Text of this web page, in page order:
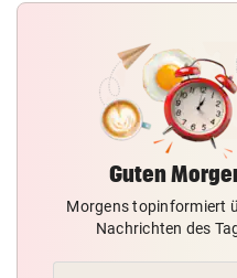
Guten
Morgens topinformiert
Nachrichten des